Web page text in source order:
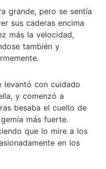
grande, pero se sentía
sus caderas encima
más la velocidad,
también y
levantó con cuidado
y comenzó a
besaba el cuello de
más fuerte.
que lo mire a los
en los